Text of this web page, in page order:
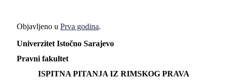
Objavljeno u Prva godina.
Univerzitet Istočno Sarajevo
Pravni fakultet
ISPITNA PITANJA IZ RIMSKOG PRAVA